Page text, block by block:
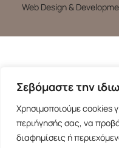
Σεβόμαστε την
Χρησιμοποιούμε cookies
περιήγησής σας, να
διαφημίσεις ή
Web Design &